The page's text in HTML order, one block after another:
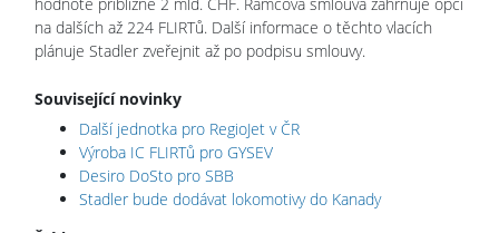
na dalších až 224 FLIRTů. Další informace o těchto vlacích
plánuje Stadler zveřejnit až po podpisu smlouvy.
Související novinky
Další jednotka pro RegioJet v ČR
Výroba IC FLIRTů pro GYSEV
Desiro DoSto pro SBB
Stadler bude dodávat lokomotivy do Kanady